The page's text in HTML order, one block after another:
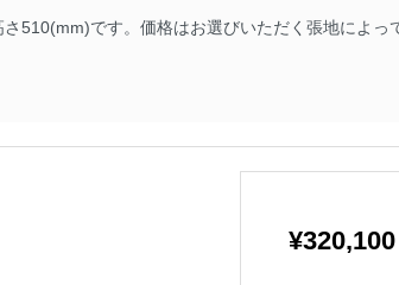
510(mm)です。価格はお選びいただく張地によ
¥320,100